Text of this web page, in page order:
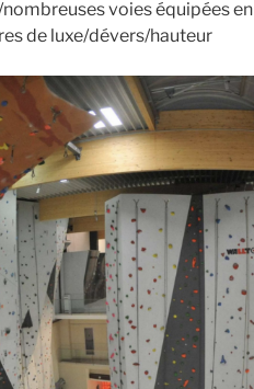
voies équipées en
de luxe/dévers/hauteur